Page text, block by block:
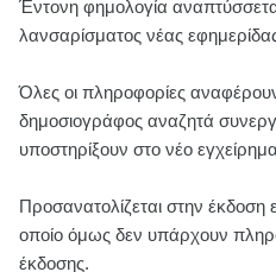
Έντονη φημολογία
λανσαρίσματος νέας
Όλες οι πληροφορίες
δημοσιογράφος αναζητά
υποστηρίξουν στο νέο
Προσανατολίζεται στην έκδοση
οποίο όμως δεν υπάρχουν
έκδοσης.